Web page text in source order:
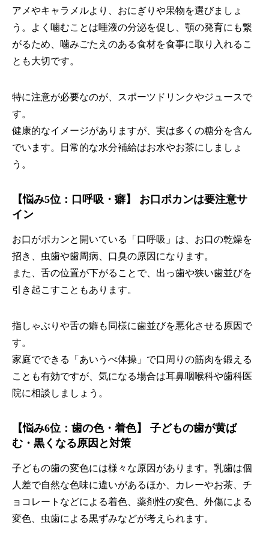
アメやキャラメルより、おにぎりや果物を選びましょ
う。よく噛むことは唾液の分泌を促し、顎の発育にも繋
がるため、噛みごたえのある食材を食事に取り入れるこ
とも大切です。
特に注意が必要なのが、スポーツドリンクやジュースで
す。
健康的なイメージがありますが、実は多くの糖分を含ん
でいます。日常的な水分補給はお水やお茶にしましょ
う。
【悩み5位：口呼吸・癖】 お口ポカンは要注意サ
イン
お口がポカンと開いている「口呼吸」は、お口の乾燥を
招き、虫歯や歯周病、口臭の原因になります。
また、舌の位置が下がることで、出っ歯や狭い歯並びを
引き起こすこともあります。
指しゃぶりや舌の癖も同様に歯並びを悪化させる原因で
す。
家庭でできる「あいうべ体操」で口周りの筋肉を鍛える
ことも有効ですが、気になる場合は耳鼻咽喉科や歯科医
院に相談しましょう。
【悩み6位：歯の色・着色】 子どもの歯が黄ば
む・黒くなる原因と対策
子どもの歯の変色には様々な原因があります。乳歯は個
人差で自然な色味に違いがあるほか、カレーやお茶、チ
ョコレートなどによる着色、薬剤性の変色、外傷による
変色、虫歯による黒ずみなどが考えられます。